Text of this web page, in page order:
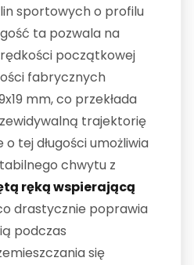
sportowych o profilu
ta pozwala na
początkowej
fabrycznych
mm, co przekłada
trajektorię
o tej długości umożliwia
chwytu z
ręką wspierającą
drastycznie poprawia
podczas
się